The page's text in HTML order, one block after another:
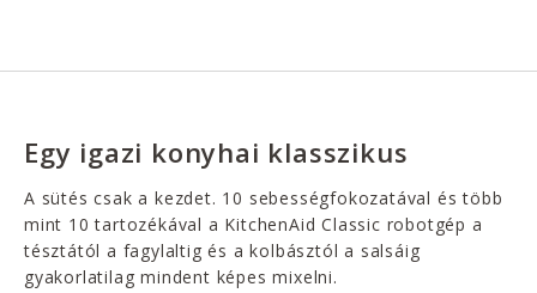
Egy igazi konyhai klasszikus
A sütés csak a kezdet. 10 sebességfokozatával és több
mint 10 tartozékával a KitchenAid Classic robotgép a
tésztától a fagylaltig és a kolbásztól a salsáig
gyakorlatilag mindent képes mixelni.